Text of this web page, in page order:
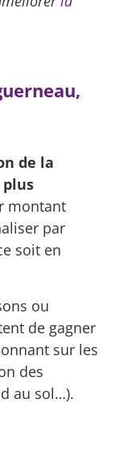
de la
montant
par
soit en
ou
de gagner
sur les
des
au sol…).